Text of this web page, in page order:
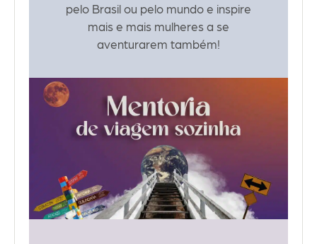
pelo Brasil ou pelo mundo e inspire
mais e mais mulheres a se
aventurarem também!